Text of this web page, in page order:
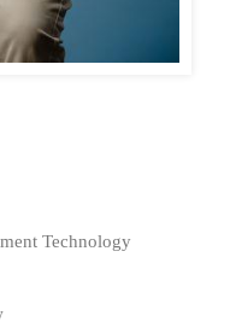
Technology